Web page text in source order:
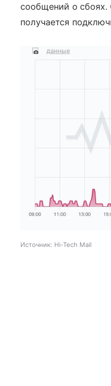
сообщений о сбоях.
получается
Источник: Hi-Tech Mail